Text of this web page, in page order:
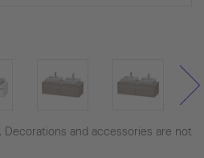
and accessories are not